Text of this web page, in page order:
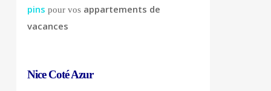
pins pour vos appartements de
vacances
Nice Coté Azur